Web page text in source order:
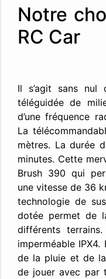
Notre
RC Car
Il s’agit sans nul
téléguidée de
d’une fréquence
La
mètres. La durée
minutes. Cette
Brush 390 qui
une vitesse de 36
technologie de
dotée permet de
différents
imperméable IPX4.
de la pluie et de
de jouer avec par